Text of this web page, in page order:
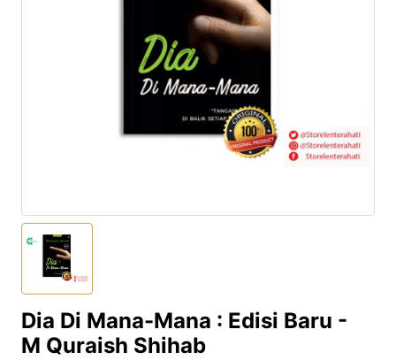
Dia Di Mana-Mana : Edisi Baru -
M Quraish Shihab